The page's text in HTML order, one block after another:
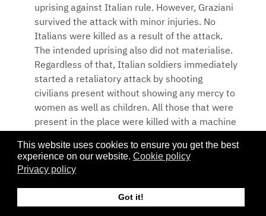
This website uses cookies to ensure you get the best
experience on our website. Cookie policy
Privacy policy
Got it!
uprising against Italian rule. However, Graziani
survived the attack with minor injuries. No
Italians were killed as a result of the attack.
The intended uprising also did not materialise.
Regardless of that, Italian soldiers immediately
started a retaliatory attack by shooting
civilians present without showing any mercy to
women as well as children. All those that were
present in the place were killed with a machine
with dead bodies .
city under curfew and the massacre continued
for three successive days. Further, the soldiers